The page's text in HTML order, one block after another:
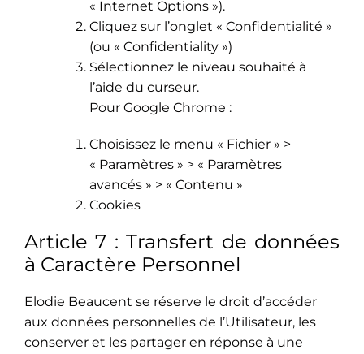
« Internet Options »).
Cliquez sur l’onglet « Confidentialité »
(ou « Confidentiality »)
Sélectionnez le niveau souhaité à
l’aide du curseur.
Pour Google Chrome :
Choisissez le menu « Fichier » >
« Paramètres » > « Paramètres
avancés » > « Contenu »
Cookies
Article 7 : Transfert de données
à Caractère Personnel
Elodie Beaucent se réserve le droit d’accéder
aux données personnelles de l’Utilisateur, les
conserver et les partager en réponse à une